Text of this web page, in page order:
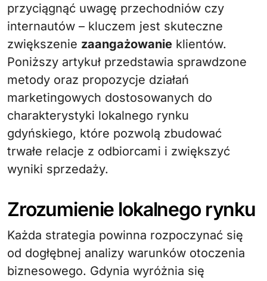
przyciągnąć uwagę przechodniów czy
internautów – kluczem jest skuteczne
zwiększenie zaangażowanie klientów.
Poniższy artykuł przedstawia sprawdzone
metody oraz propozycje działań
marketingowych dostosowanych do
charakterystyki lokalnego rynku
gdyńskiego, które pozwolą zbudować
trwałe relacje z odbiorcami i zwiększyć
wyniki sprzedaży.
Zrozumienie lokalnego rynku
Każda strategia powinna rozpoczynać się
od dogłębnej analizy warunków otoczenia
biznesowego. Gdynia wyróżnia się